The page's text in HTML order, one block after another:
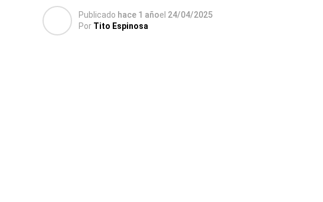
Publicado hace 1 añoel 24/04/2025
Por Tito Espinosa